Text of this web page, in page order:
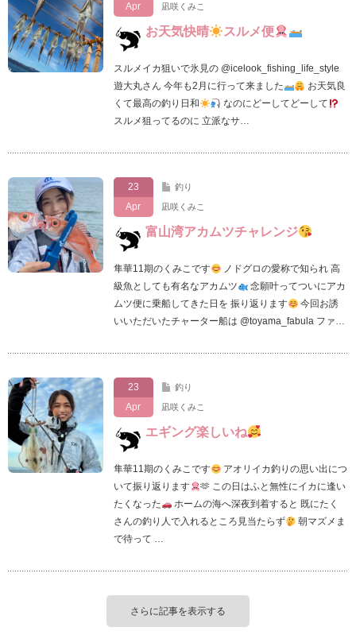
Apr
凪咲くみこ
お天気快晴 スルメ便
スルメイカ狙いで氷見の @icelook_fishing_life_style
遊大丸さん 今年も2月に行って来ました
お天気良
くて最高の釣り日和
なのにどーしてどーして
スルメ狙ってるのに 立派なサ…
23
Apr
釣り
凪咲くみこ
富山湾アカムツチャレンジ
隼華11期のくみこです
ノドグロの愛称で知られ 高
級魚としても有名なアカムツ
念願叶ってついにアカ
ムツ便に乗船してきた日を 振り返ります
今回お誘
いいただいたチャーター船は @toyama_fabula ファ…
23
Apr
釣り
凪咲くみこ
エギング楽しいね
隼華11期のくみこです
アオリイカ釣りの思い出につ
いて振り返ります
🫶 この日はふと無性にイカに逢い
たくなった
ホームの海へ深夜到着すると 既にたく
さんの釣り人で入れるところ見当たらず
朝マズメま
で待って …
さらに記事を表示する